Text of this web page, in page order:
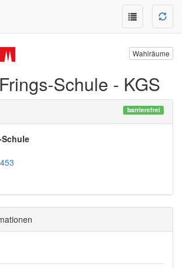
Wahlräume
Schule - KGS
barrierefrei